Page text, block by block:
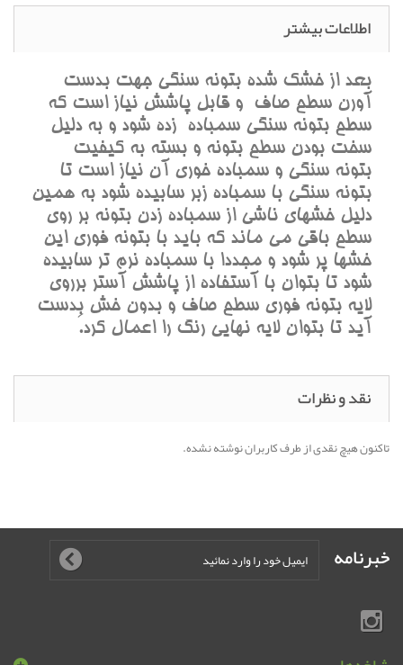
اطلاعات بیشتر
بعد از خشک شده بتونه سنگی جهت بدست
آورن سطح صاف و قابل پاشش نیاز است که
سطح بتونه سنگی سمباده زده شود و به دلیل
سخت بودن سطح بتونه و بسته به کیفیت
بتونه سنگی و سمباده خوری آن نیاز است تا
بتونه سنگی با سمباده زبر سابیده شود به همین
دلیل خشهای ناشی از سمباده زدن بتونه بر روی
سطح باقی می ماند که باید با بتونه فوری این
خشها پر شود و مجددا با سمباده نرم تر سابیده
شود تا بتوان با آستفاده از پاشش آستر برروی
لایه بتونه فوری سطح صاف و بدون خش بدست
آید تا بتوان لایه نهایی رنگ را اعمال کرد.َ
نقد و نظرات
تاکنون هیچ نقدی از طرف کاربران نوشته نشده.
خبرنامه